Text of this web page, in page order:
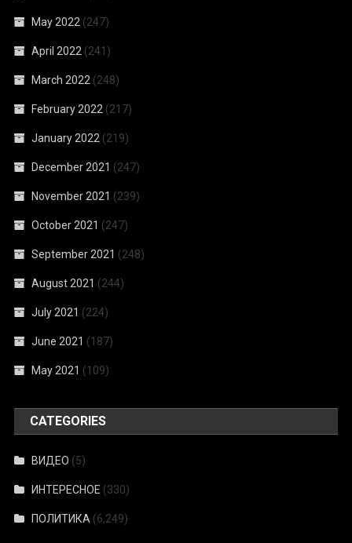
May 2022 (247)
April 2022 (241)
March 2022 (248)
February 2022 (217)
January 2022 (219)
December 2021 (247)
November 2021 (239)
October 2021 (247)
September 2021 (248)
August 2021 (244)
July 2021 (224)
June 2021 (187)
May 2021 (109)
CATEGORIES
ВИДЕО (5)
ИНТЕРЕСНОЕ (330)
ПОЛИТИКА (6,249)